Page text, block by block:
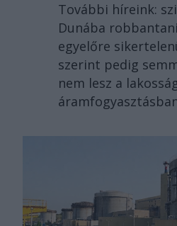
További híreink:
Dunába
egyelőre
szerint pedig
nem lesz a